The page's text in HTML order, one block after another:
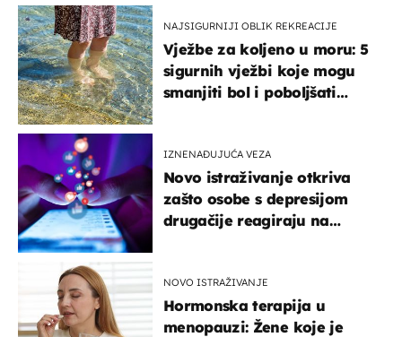
NAJSIGURNIJI OBLIK REKREACIJE
Vježbe za koljeno u moru: 5
sigurnih vježbi koje mogu
smanjiti bol i poboljšati
IZNENAĐUJUĆA VEZA
Novo istraživanje otkriva
zašto osobe s depresijom
drugačije reagiraju na
NOVO ISTRAŽIVANJE
Hormonska terapija u
menopauzi: Žene koje je